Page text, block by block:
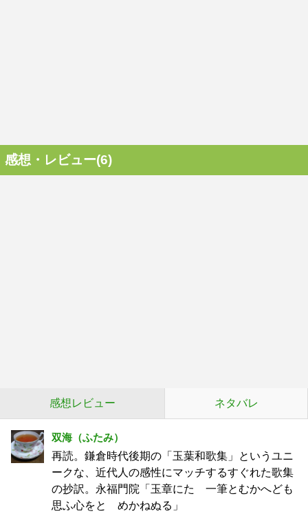
感想・レビュー(6)
感想レビュー ネタバレ
双海（ふたみ）
再読。鎌倉時代後期の「玉葉和歌集」というユニ
ークな、近代人の感性にマッチするすぐれた歌集
の抄訳。永福門院「玉章にたゞ一筆とむかへども
思ふ心をとゞめかねぬる」